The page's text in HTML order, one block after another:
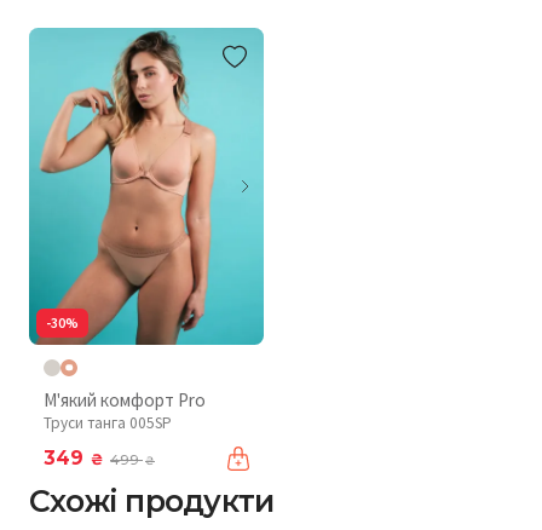
-30%
М'який комфорт Pro
Труси танга 005SP
349 ₴ 499₴
Схожі продукти